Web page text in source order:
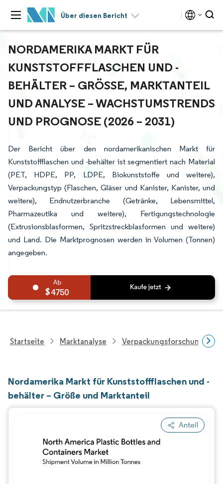
Über diesen Bericht
NORDAMERIKA MARKT FÜR
KUNSTSTOFFFLASCHEN UND -
BEHÄLTER – GRÖSSE, MARKTANTEIL U
ND ANALYSE – WACHSTUMSTRENDS U
ND PROGNOSE (2026 – 2031)
Der Bericht über den nordamerikanischen Markt für
Kunststoffflaschen und -behälter ist segmentiert nach Material
(PET, HDPE, PP, LDPE, Biokunststoffe und weitere),
Verpackungstyp (Flaschen, Gläser und Kanister, Kanister, und
weitere), Endnutzerbranche (Getränke, Lebensmittel,
Pharmazeutika und weitere), Fertigungstechnologie
(Extrusionsblasformen, Spritzstreckblasformen und weitere)
und Land. Die Marktprognosen werden in Volumen (Tonnen)
angegeben.
4750
Startseite Marktanalyse Verpackungsforschung
Nordamerika Markt für Kunststoffflaschen und -
behälter – Größe und Marktanteil
Anteil